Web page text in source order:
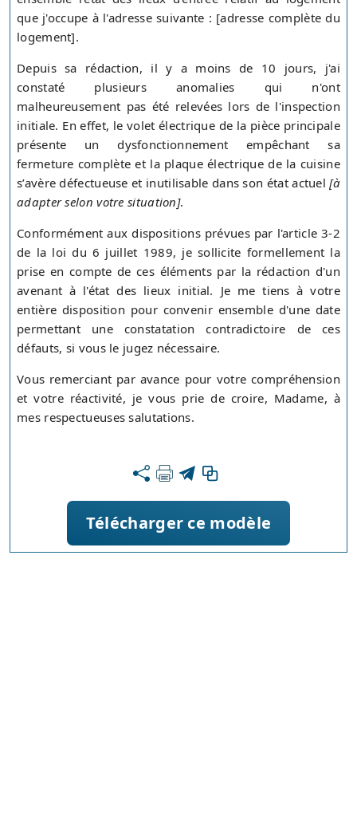
que j'occupe à l'adresse suivante : [adresse complète du
logement].
Depuis sa rédaction, il y a moins de 10 jours, j'ai
constaté plusieurs anomalies qui n'ont
malheureusement pas été relevées lors de l'inspection
initiale. En effet, le volet électrique de la pièce principale
présente un dysfonctionnement empêchant sa
fermeture complète et la plaque électrique de la cuisine
s’avère défectueuse et inutilisable dans son état actuel[à
adapter selon votre situation].
Conformément aux dispositions prévues par l'article 3-2
de la loi du 6 juillet 1989, je sollicite formellement la
prise en compte de ces éléments par la rédaction d'un
avenant à l'état des lieux initial. Je me tiens à votre
entière disposition pour convenir ensemble d'une date
permettant une constatation contradictoire de ces
défauts, si vous le jugez nécessaire.
Vous remerciant par avance pour votre compréhension
et votre réactivité, je vous prie de croire, Madame, à
mes respectueuses salutations.
Télécharger ce modèle